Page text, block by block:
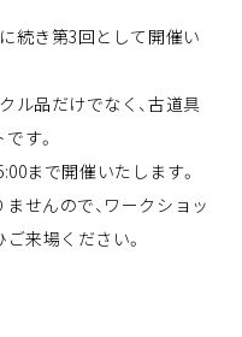
続き第3回として開催い
ル品だけでなく、古道具
す。
まで開催いたします。
せんので、ワークショッ
来場ください。